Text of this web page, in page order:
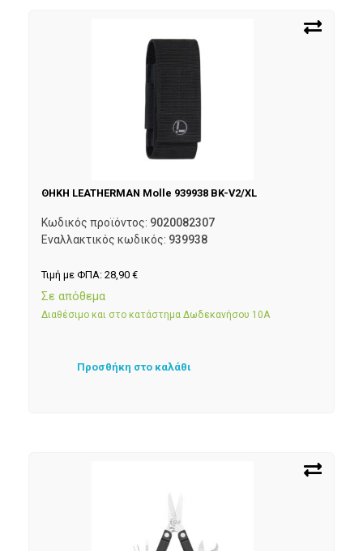
ΘΗΚΗ LEATHERMAN Molle 939938 BK-V2/XL
Κωδικός προϊόντος: 9020082307
Εναλλακτικός κωδικός: 939938
Τιμή με ΦΠΑ: 28,90 €
Σε απόθεμα
Διαθέσιμο και στο κατάστημα Δωδεκανήσου 10Α
Προσθήκη στο καλάθι